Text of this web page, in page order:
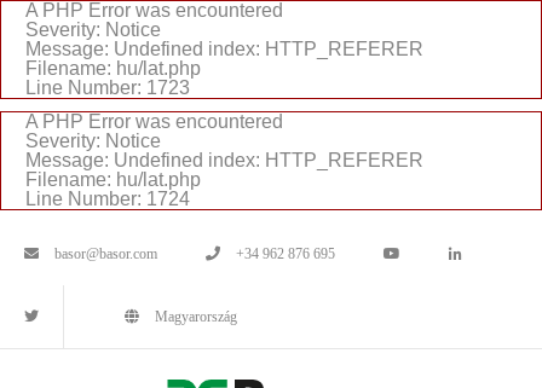
A PHP Error was encountered
Severity: Notice
Message: Undefined index: HTTP_REFERER
Filename: hu/lat.php
Line Number: 1723
A PHP Error was encountered
Severity: Notice
Message: Undefined index: HTTP_REFERER
Filename: hu/lat.php
Line Number: 1724
basor@basor.com +34 962 876 695
Magyarország